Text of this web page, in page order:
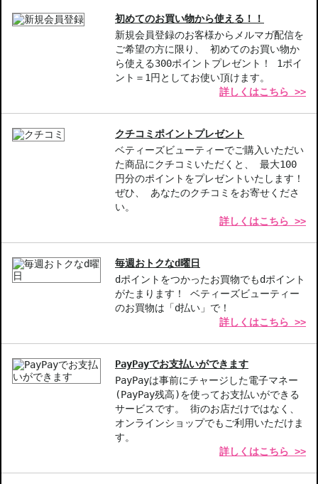
◇お届け日・お時間帯指定は承っておりません。
◇配送伝票の依頼主名、納品書に弊社以外の物流センター社名が記
載されることがあります。
◇上記注意書き記載がある商品の合計金額が16666円以上の場合、
別途手数料が発生する場合があります。予めご了承ください。
◇1件のご注文でも倉庫が異なる場合や配送用箱の関係で荷物を分割
して配送する場合がございます。予めご了承ください。また、明細
書は分割してそれぞれの荷物に同梱されますが手数料等の変更はご
ざいませんのでご安心ください。
◇この商品はラッピングができません。
フレグランスの豊かさ-フローラルな香りが心を満たし、爽やかな
特別な贈り物に-高品質な香水は、大切な人への贈り物にも最適で
す。
【こんな方へおすすめ】
特別な日やイベントで印象を残したい方
商品番号：10813197
JAN/UPC：027131020424
初めてのお買い物から使える！！
新規会員登録のお客様からメルマガ配信を
ご希望の方に限り、 初めてのお買い物か
ら使える300ポイントプレゼント！ 1ポイ
ント＝1円としてお使い頂けます。
詳しくはこちら >>
クチコミポイントプレゼント
ベティーズビューティーでご購入いただい
た商品にクチコミいただくと、 最大100
円分のポイントをプレゼントいたします！
ぜひ、 あなたのクチコミをお寄せくださ
い。
詳しくはこちら >>
毎週おトクなd曜日
dポイントをつかったお買物でもdポイント
がたまります！ ベティーズビューティー
のお買物は「d払い」で！
詳しくはこちら >>
PayPayでお支払いができます
PayPayは事前にチャージした電子マネー
(PayPay残高)を使ってお支払いができる
サービスです。 街のお店だけではなく、
オンラインショップでもご利用いただけま
す。
詳しくはこちら >>